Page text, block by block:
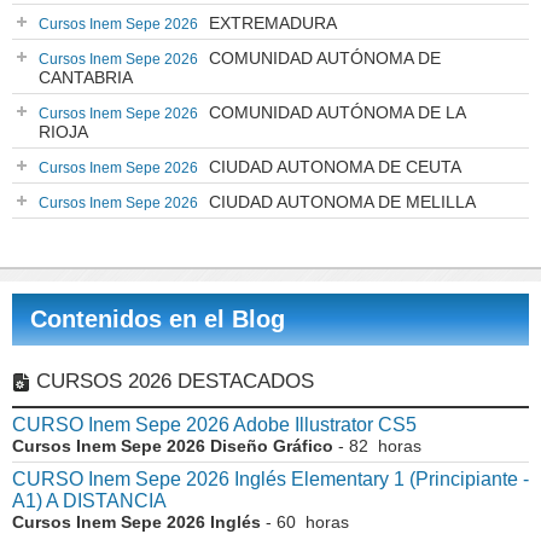
Cursos Inem Sepe 2026 EXTREMADURA
Cursos Inem Sepe 2026
COMUNIDAD AUTÓNOMA DE
CANTABRIA
Cursos Inem Sepe 2026
COMUNIDAD AUTÓNOMA DE LA
RIOJA
Cursos Inem Sepe 2026 CIUDAD AUTONOMA DE CEUTA
Cursos Inem Sepe 2026 CIUDAD AUTONOMA DE MELILLA
Contenidos en el Blog
CURSOS 2026 DESTACADOS
CURSO Inem Sepe 2026 Adobe Illustrator CS5
Cursos Inem Sepe 2026 Diseño Gráfico - 82 horas
CURSO Inem Sepe 2026 Inglés Elementary 1 (Principiante -
A1) A DISTANCIA
Cursos Inem Sepe 2026 Inglés - 60 horas